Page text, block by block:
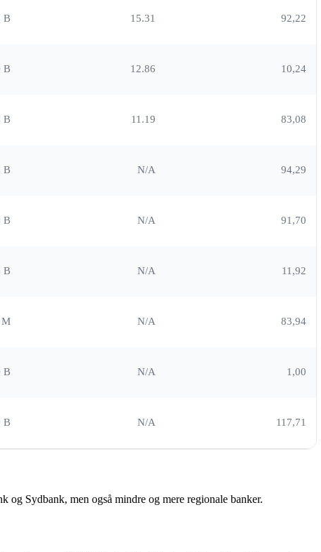
B 15.31 92,22
B 12.86 10,24
B 11.19 83,08
B N/A 94,29
B N/A 91,70
B N/A 11,92
M N/A 83,94
B N/A 1,00
B N/A 117,71
og Sydbank, men også mindre og mere regionale banker.